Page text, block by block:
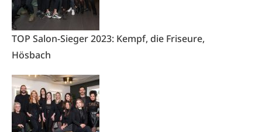
TOP Salon-Sieger 2023: Kempf, die Friseure,
Hösbach